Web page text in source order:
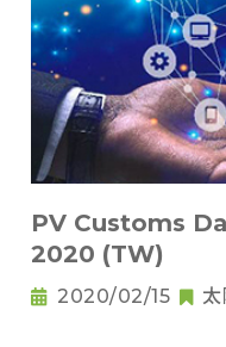
PV Customs
2020 (TW)
2020/02/15 太